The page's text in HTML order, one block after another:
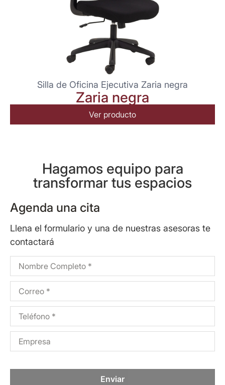
Silla de Oficina Ejecutiva Zaria negra
Zaria negra
Ver producto
Hagamos equipo para
transformar tus espacios
Agenda una cita
Llena el formulario y una de nuestras asesoras te
contactará
Enviar